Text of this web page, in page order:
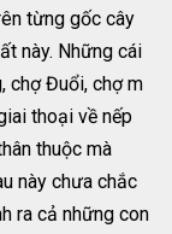
từng gốc cây
này. Những cái
chợ Đuổi, chợ m
thoại về nếp
thuộc mà
này chưa chắc
ra cả những con